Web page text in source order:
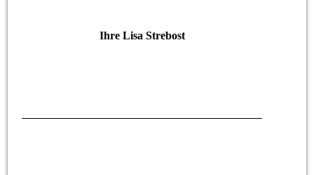
Ihre Lisa Strebost